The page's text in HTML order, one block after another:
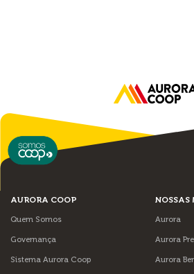
AURORA COOP
Quem Somos
Governança
Sistema Aurora Coop
NOSSAS
Aurora
Aurora
Aurora